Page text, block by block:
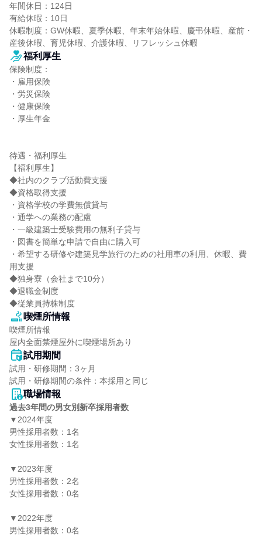
年間休日：124日
有給休暇：10日
休暇制度：GW休暇、夏季休暇、年末年始休暇、慶弔休暇、産前・
産後休暇、育児休暇、介護休暇、リフレッシュ休暇
福利厚生
保険制度：
・雇用保険
・労災保険
・健康保険
・厚生年金
待遇・福利厚生
【福利厚生】
◆社内のクラブ活動費支援
◆資格取得支援
・資格学校の学費無償貸与
・通学への業務の配慮
・一級建築士受験費用の無利子貸与
・図書を簡単な申請で自由に購入可
・希望する研修や建築見学旅行のための社用車の利用、休暇、費
用支援
◆独身寮（会社まで10分）
◆退職金制度
◆従業員持株制度
喫煙所情報
喫煙所情報
屋内全面禁煙屋外に喫煙場所あり
試用期間
試用・研修期間：3ヶ月
職場情報
過去3年間の男女別新卒採用者数
▼2024年度
男性採用者数：1名
女性採用者数：1名
▼2023年度
男性採用者数：2名
女性採用者数：0名
▼2022年度
男性採用者数：0名